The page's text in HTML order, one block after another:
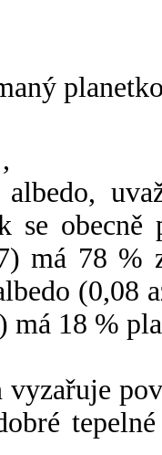
,
se
má 78 %
(0,08
má 18 %